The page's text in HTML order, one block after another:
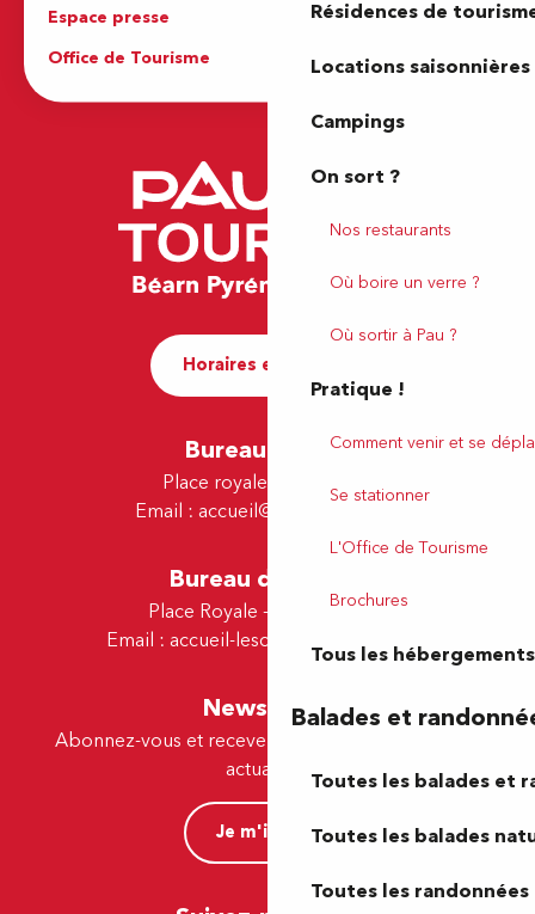
Résidences de
Locations saisonnières
Campings
On sort ?
Nos restaurants
Où boire un verre ?
Où sortir à Pau ?
Pratique !
Comment venir et se
Se stationner
L'Office de Tourisme
Brochures
Tous les hébergements
Balades et
Toutes les balades et
Toutes les balades
Toutes les randonnées
Espace presse
Brochures
Office de Tourisme
Horaires et contact
Bureau de Pau
Place royale - 64000 Pau
Email : accueil@tourismepau.fr
Bureau de Lescar
Place Royale - 64230 Lescar
Email : accueil-lescar@tourismepau.fr
Newsletter
Abonnez-vous et recevez par e-mail nos offres et
actualités.
Je m'inscris